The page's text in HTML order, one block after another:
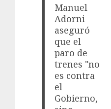
Manuel
Adorni
aseguró
que el
paro de
trenes "no
es contra
el
Gobierno,